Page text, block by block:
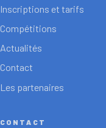
Inscriptions et tarifs
Compétitions
Actualités
Contact
Les partenaires
CONTACT